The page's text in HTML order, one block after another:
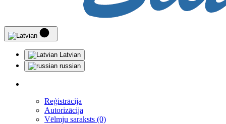
Latvian
russian
Reģistrācija
Autorizācija
Vēlmju saraksts (0)